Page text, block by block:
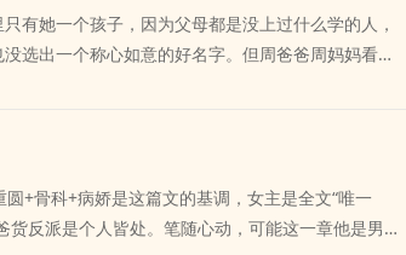
不让她好过，上赶着倒贴不说、还给她添乱。薛宜
。她的好闺蜜也是个狠角色中的个中好手。在乱成
她趁热喝……窝囊的她26岁生日只许了一个愿：平
婚，简直是乱了套。—————女主：薛宜男主：5
生的男主更新：不忙就是每日23:00——次日1:00左
时间段没更新，那说明我真的非常忙，见谅。
觉到七九三又被自己气休眠了，林慰贤爽快的吐出一
枉啊，莫名其妙来np耽美文里当弱智女反派，就算
是不有病啊！慰贤！”童宜听到蔺岐的名字就烦，
自负男后她就更烦他了“慰贤，你可不能动摇啊，这
林慰贤看着义愤填膺的小姐妹只是笑笑，开玩笑，
，林慰贤想告诉自己的小姐妹“不止蔺岐是骗婚gay
滴滴的病秧子林郁怀全是gay。”?“不用理他，如果
有她一个孩子，因为父母都是没上过什么学的人，
选出一个称心如意的好名字。但周爸爸周妈妈看着
上户籍时，民警同志建议周爸周妈改成蓓蕾的蓓并解
爸周妈说自家女儿生下来就是一朵完整漂亮的花，
风吹雨打，她就是周家最宝贝的花。而且周爸私心
，所以坚定不移的给贝贝取名【周贝贝】。————
+骨科+病娇是这篇文的基调，女主是全文“唯一
货反派是个人皆处。笔随心动，可能这一章他是男